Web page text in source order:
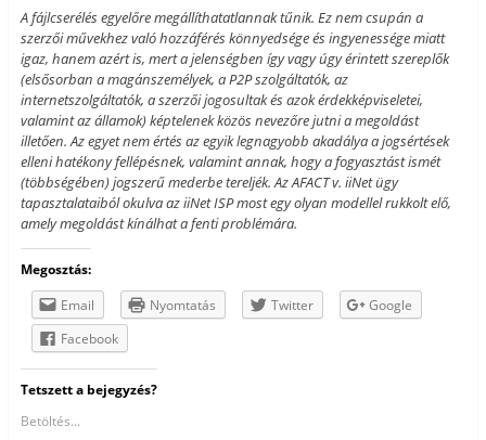
A fájlcserélés egyelőre megállíthatatlannak tűnik. Ez nem csupán a
szerzői művekhez való hozzáférés könnyedsége és ingyenessége miatt
igaz, hanem azért is, mert a jelenségben így vagy úgy érintett szereplők
(elsősorban a magánszemélyek, a P2P szolgáltatók, az
internetszolgáltatók, a szerzői jogosultak és azok érdekképviseletei,
valamint az államok) képtelenek közös nevezőre jutni a megoldást
illetően. Az egyet nem értés az egyik legnagyobb akadálya a jogsértések
elleni hatékony fellépésnek, valamint annak, hogy a fogyasztást ismét
(többségében) jogszerű mederbe tereljék. Az AFACT v. iiNet ügy
tapasztalataiból okulva az iiNet ISP most egy olyan modellel rukkolt elő,
amely megoldást kínálhat a fenti problémára.
Megosztás:
Email
Nyomtatás Twitter
Google
Facebook
Tetszett a bejegyzés?
Betöltés...